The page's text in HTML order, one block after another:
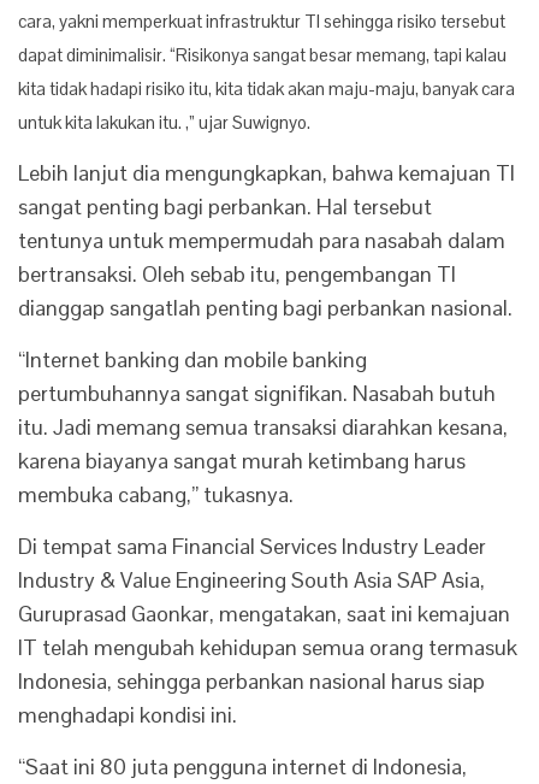
cara, yakni memperkuat infrastruktur TI sehingga risiko tersebut
dapat diminimalisir. “Risikonya sangat besar memang, tapi kalau
kita tidak hadapi risiko itu, kita tidak akan maju-maju, banyak cara
untuk kita lakukan itu. ,” ujar Suwignyo.
Lebih lanjut dia mengungkapkan, bahwa kemajuan TI
sangat penting bagi perbankan. Hal tersebut
tentunya untuk mempermudah para nasabah dalam
bertransaksi. Oleh sebab itu, pengembangan TI
dianggap sangatlah penting bagi perbankan nasional.
“Internet banking dan mobile banking
pertumbuhannya sangat signifikan. Nasabah butuh
itu. Jadi memang semua transaksi diarahkan kesana,
karena biayanya sangat murah ketimbang harus
membuka cabang,” tukasnya.
Di tempat sama Financial Services Industry Leader
Industry & Value Engineering South Asia SAP Asia,
Guruprasad Gaonkar, mengatakan, saat ini kemajuan
IT telah mengubah kehidupan semua orang termasuk
Indonesia, sehingga perbankan nasional harus siap
menghadapi kondisi ini.
“Saat ini 80 juta pengguna internet di Indonesia,